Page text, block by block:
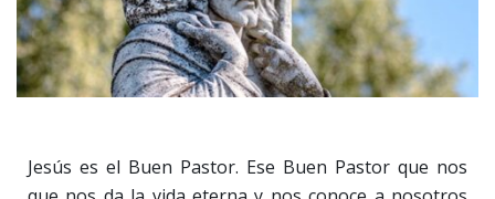
Jesús es el Buen Pastor. Ese Buen Pastor que nos